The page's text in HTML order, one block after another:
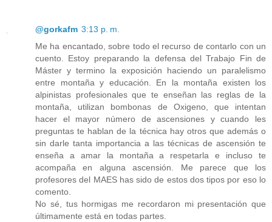
@gorkafm 3:13 p. m.
Me ha encantado, sobre todo el recurso de contarlo con un
cuento. Estoy preparando la defensa del Trabajo Fin de
Máster y termino la exposición haciendo un paralelismo
entre montaña y educación. En la montaña existen los
alpinistas profesionales que te enseñan las reglas de la
montaña, utilizan bombonas de Oxigeno, que intentan
hacer el mayor número de ascensiones y cuando les
preguntas te hablan de la técnica hay otros que además o
sin darle tanta importancia a las técnicas de ascensión te
enseña a amar la montaña a respetarla e incluso te
acompaña en alguna ascensión. Me parece que los
profesores del MAES has sido de estos dos tipos por eso lo
comento.
No sé, tus hormigas me recordaron mi presentación que
últimamente está en todas partes.